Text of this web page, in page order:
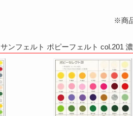
※商
サンフェルト ポピーフェルト col.201